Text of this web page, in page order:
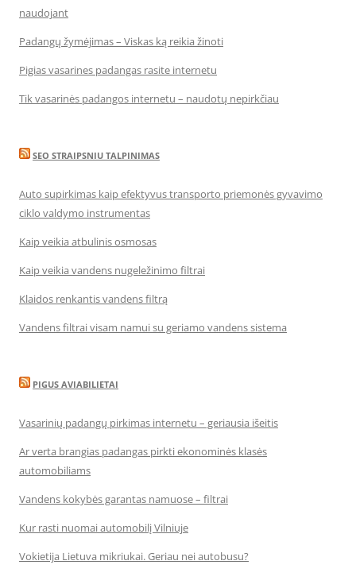
naudojant
Padangų žymėjimas – Viskas ką reikia žinoti
Pigias vasarines padangas rasite internetu
Tik vasarinės padangos internetu – naudotų nepirkčiau
SEO STRAIPSNIU TALPINIMAS
Auto supirkimas kaip efektyvus transporto priemonės gyvavimo
ciklo valdymo instrumentas
Kaip veikia atbulinis osmosas
Kaip veikia vandens nugeležinimo filtrai
Klaidos renkantis vandens filtrą
Vandens filtrai visam namui su geriamo vandens sistema
PIGUS AVIABILIETAI
Vasarinių padangų pirkimas internetu – geriausia išeitis
Ar verta brangias padangas pirkti ekonominės klasės
automobiliams
Vandens kokybės garantas namuose – filtrai
Kur rasti nuomai automobilį Vilniuje
Vokietija Lietuva mikriukai. Geriau nei autobusu?